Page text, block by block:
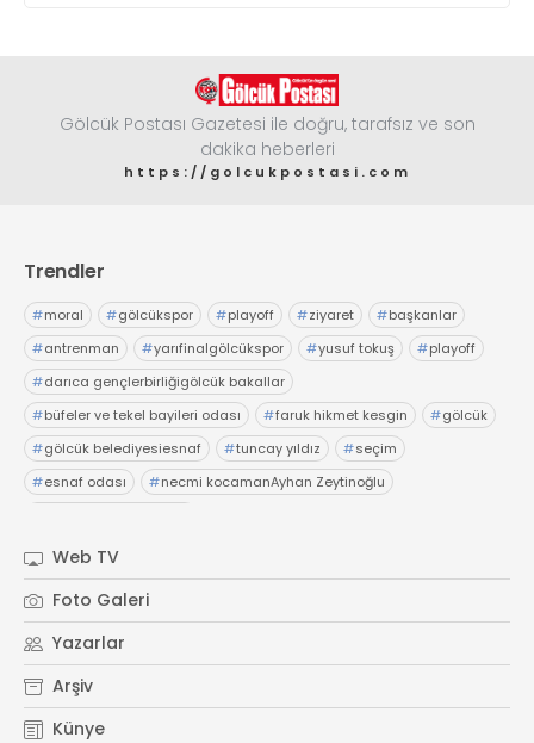
Gölcük Postası Gazetesi ile doğru, tarafsız ve son
dakika heberleri
https://golcukpostasi.com
Trendler
#moral #gölcükspor #playoff #ziyaret #başkanlar
#antrenman #yarıfinalgölcükspor #yusuf tokuş #playoff
#darıca gençlerbirliğigölcük bakallar
#büfeler ve tekel bayileri odası #faruk hikmet kesgin #gölcük
#gölcük belediyesiesnaf #tuncay yıldız #seçim
#esnaf odası #necmi kocamanAyhan Zeytinoğlu
Web TV
Foto Galeri
Yazarlar
Arşiv
Künye